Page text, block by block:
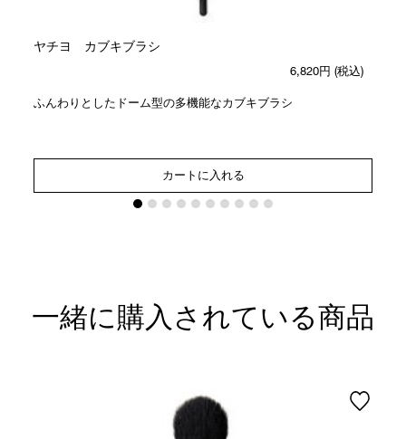
ヤチヨ カブキブラシ
6,820円 (税込)
ふんわりとしたドーム型の多機能なカブキブラシ
カートに入れる
一緒に購入されている商品